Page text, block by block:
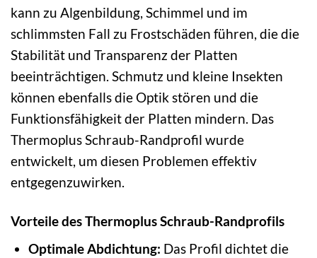
kann zu Algenbildung, Schimmel und im
schlimmsten Fall zu Frostschäden führen, die die
Stabilität und Transparenz der Platten
beeinträchtigen. Schmutz und kleine Insekten
können ebenfalls die Optik stören und die
Funktionsfähigkeit der Platten mindern. Das
Thermoplus Schraub-Randprofil wurde
entwickelt, um diesen Problemen effektiv
entgegenzuwirken.
Vorteile des Thermoplus Schraub-Randprofils
Optimale Abdichtung: Das Profil dichtet die